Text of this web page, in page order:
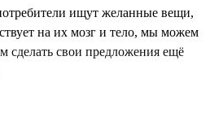
ищут желанные вещи,
на их мозг и тело, мы можем
свои предложения ещё